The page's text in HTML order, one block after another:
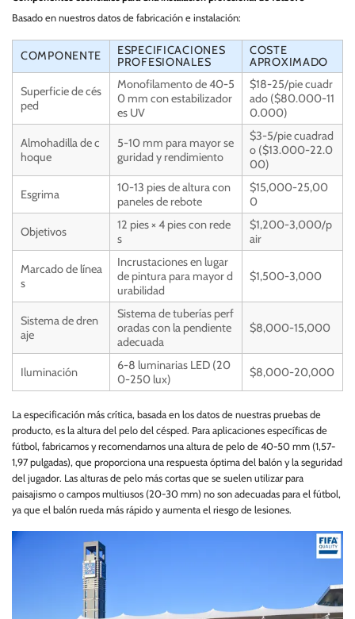
Basado en nuestros datos de fabricación e instalación:
COMPONENTE
ESPECIFICACIONES
PROFESIONALES
COSTE
APROXIMADO
Superficie de cés
ped
Monofilamento de 40-5
0 mm con estabilizador
es UV
$18-25/pie cuadr
ado ($80.000-11
0.000)
Almohadilla de c
hoque
5-10 mm para mayor se
guridad y rendimiento
$3-5/pie cuadrad
o ($13.000-22.0
00)
Esgrima
10-13 pies de altura con
paneles de rebote
$15,000-25,00
0
Objetivos
12 pies × 4 pies con rede
s
$1,200-3,000/p
air
Marcado de línea
s
Incrustaciones en lugar
de pintura para mayor d
urabilidad
$1,500-3,000
Sistema de dren
aje
Sistema de tuberías perf
oradas con la pendiente
adecuada
$8,000-15,000
Iluminación
6-8 luminarias LED (20
0-250 lux)
$8,000-20,000
La especificación más crítica, basada en los datos de nuestras pruebas de
producto, es la altura del pelo del césped. Para aplicaciones específicas de
fútbol, fabricamos y recomendamos una altura de pelo de 40-50 mm (1,57-
1,97 pulgadas), que proporciona una respuesta óptima del balón y la seguridad
del jugador. Las alturas de pelo más cortas que se suelen utilizar para
paisajismo o campos multiusos (20-30 mm) no son adecuadas para el fútbol,
ya que el balón rueda más rápido y aumenta el riesgo de lesiones.